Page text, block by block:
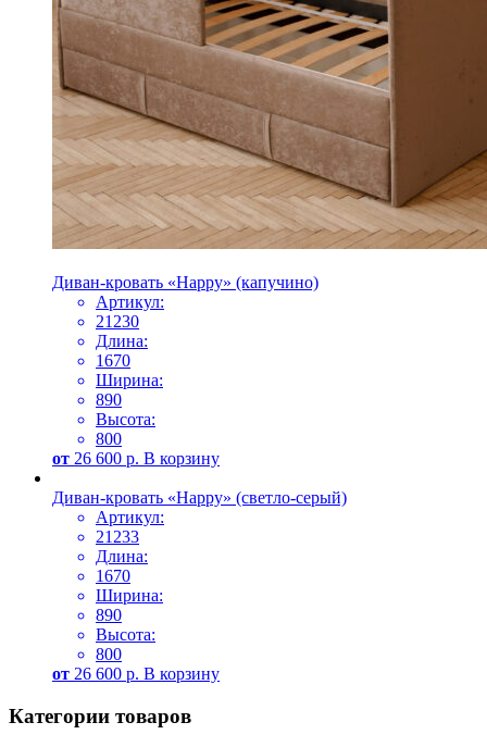
Диван-кровать «Happy» (капучино)
Артикул:
21230
Длина:
1670
Ширина:
890
Высота:
800
от 26 600 р. В корзину
Диван-кровать «Happy» (светло-серый)
Артикул:
21233
Длина:
1670
Ширина:
890
Высота:
800
от 26 600 р. В корзину
Категории товаров